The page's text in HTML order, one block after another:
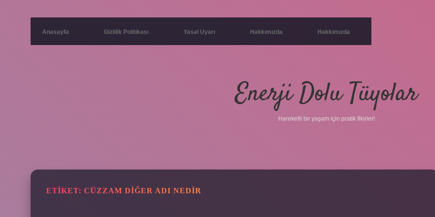
Anasayfa Gizlilik Politikası Yasal Uyarı Hakkımızda Hakkımızda
Enerji Dolu Tüyolar
Hareketli bir yaşam için pratik fikirler!
ETIKET: CÜZZAM DIĞER ADI NEDIR